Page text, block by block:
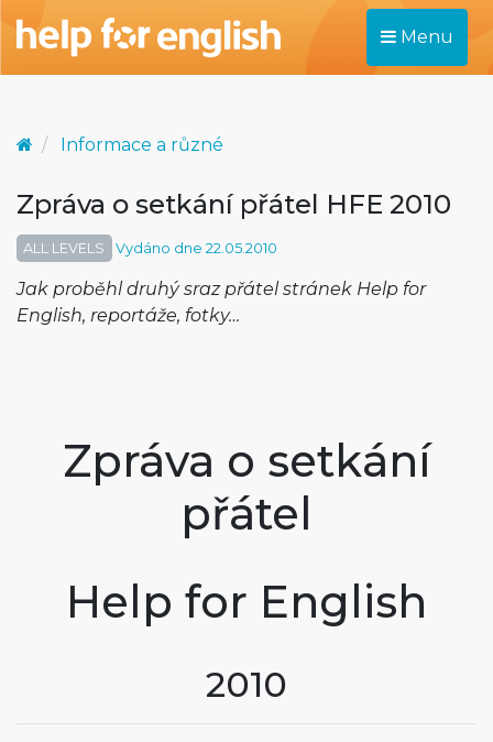
Menu
Informace a různé
Zpráva o setkání přátel HFE 2010
ALL LEVELS Vydáno dne 22.05.2010
Jak proběhl druhý sraz přátel stránek Help for
English, reportáže, fotky…
Zpráva o setkání
přátel
Help for English
2010